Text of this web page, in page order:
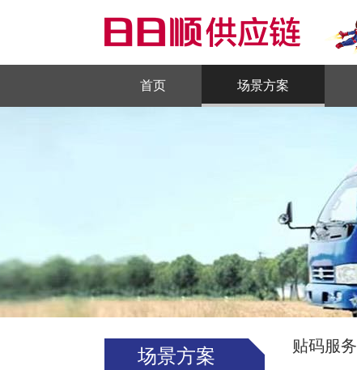
首页 场景方案
场景方案 贴码服务